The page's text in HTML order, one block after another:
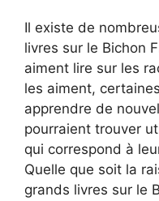
Il existe de
livres sur le Bichon
aiment lire sur les
les aiment,
apprendre de
pourraient trouver
qui correspond à
Quelle que soit la
grands livres sur le